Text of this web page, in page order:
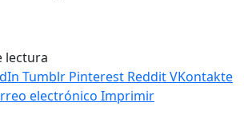
lectura
Tumblr Pinterest RedditVKontakte
electrónico Imprimir